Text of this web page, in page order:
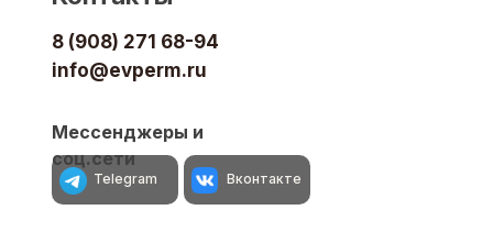
Мессенджеры и
соц.сети
8 (908) 271 68-94
info@evperm.ru
Telegram Вконтакте